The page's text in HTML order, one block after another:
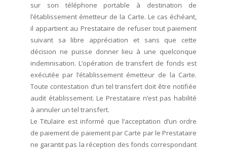
sur son téléphone portable à destination de
l’établissement émetteur de la Carte. Le cas échéant,
il appartient au Prestataire de refuser tout paiement
suivant sa libre appréciation et sans que cette
décision ne puisse donner lieu à une quelconque
indemnisation. L’opération de transfert de fonds est
exécutée par l’établissement émetteur de la Carte.
Toute contestation d’un tel transfert doit être notifiée
audit établissement. Le Prestataire n’est pas habilité
à annuler un tel transfert.
Le Titulaire est informé que l’acceptation d’un ordre
de paiement de paiement par Carte par le Prestataire
ne garantit pas la réception des fonds correspondant